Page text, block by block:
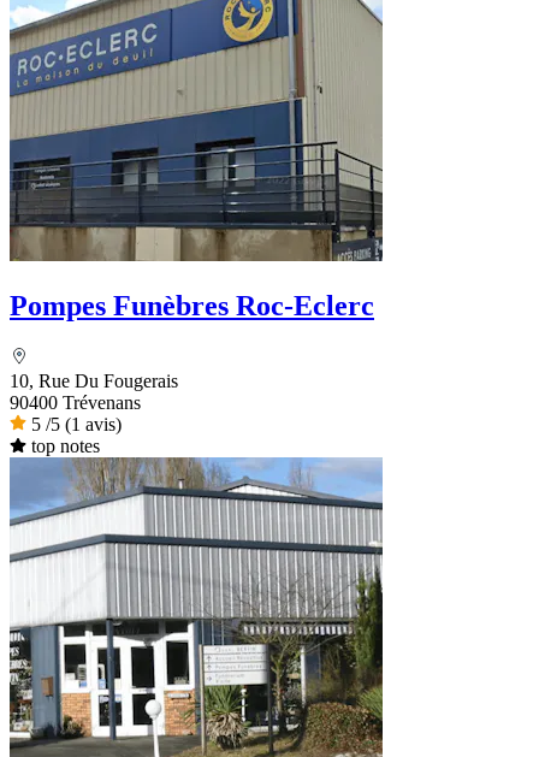
Pompes Funèbres Roc-Eclerc
10, Rue Du Fougerais
90400 Trévenans
5 /5 (1 avis)
top notes